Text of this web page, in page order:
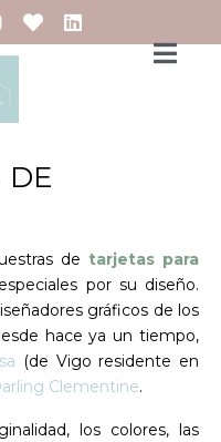
DE
de tarjetas para
por su diseño.
gráficos de los
hace ya un tiempo,
(de Vigo residente en
Clementine.
los colores, las